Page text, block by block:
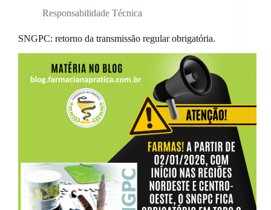
Responsabilidade Técnica
SNGPC: retorno da transmissão regular obrigatória.